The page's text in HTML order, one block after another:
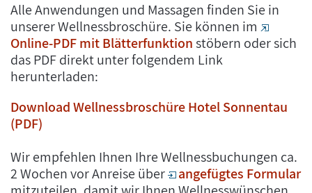
Alle Anwendungen und Massagen finden Sie in
unserer Wellnessbroschüre. Sie können im
Online-PDF mit Blätterfunktionstöbern oder sich
das PDF direkt unter folgendem Link
herunterladen:
Download Wellnessbroschüre Hotel Sonnentau
(PDF)
Wir empfehlen Ihnen Ihre Wellnessbuchungen ca.
2 Wochen vor Anreise über
angefügtes Formular